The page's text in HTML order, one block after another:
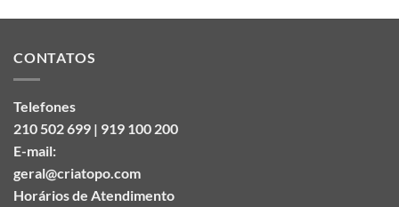
CONTATOS
Telefones
210 502 699 | 919 100 200
E-mail:
geral@criatopo.com
Horários de Atendimento